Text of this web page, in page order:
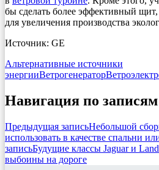
бы сделать более эффективный
для увеличения производства
Источник: GE
Альтернативные источники
энергииВетрогенератор
Навигация по записям
Предыдущая записьНебольшой
использовать в качестве спальни
записьБудущие классы Jaguar и
выбоины на дороге